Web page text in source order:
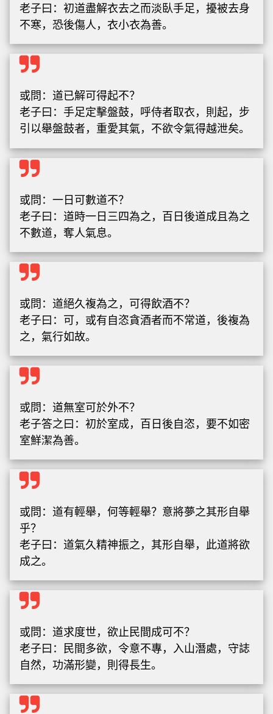
老子曰：初道盡解衣去之而淡臥手足，擾被去身
不寒，恐後傷人，衣小衣為善。
或問：道已解可得起不？
老子曰：手足定擊盤鼓，呼侍者取衣，則起，步
引以舉盤鼓者，重愛其氣，不欲令氣得越泄矣。
或問：一日可數道不？
老子曰：道時一日三四為之，百日後道成且為之
不數道，奪人氣息。
或問：道絕久複為之，可得飲酒不？
老子曰：可，或有自恣貪酒者而不常道，後複為
之，氣行如故。
或問：道無室可於外不？
老子答之曰：初於室成，百日後自恣，要不如密
室鮮潔為善。
或問：道有輕舉，何等輕舉？意將夢之其形自舉
乎？
老子曰：道氣久精神振之，其形自舉，此道將欲
成之。
或問：道求度世，欲止民間成可不？
老子曰：民間多欲，令意不專，入山潛處，守誌
自然，功滿形變，則得長生。